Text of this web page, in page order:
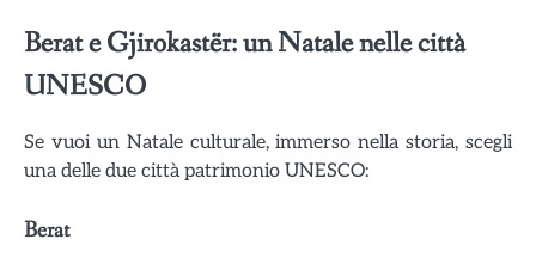
Berat e Gjirokastër: un Natale nelle città
UNESCO
Se vuoi un Natale culturale, immerso nella storia, scegli
una delle due città patrimonio UNESCO:
Berat